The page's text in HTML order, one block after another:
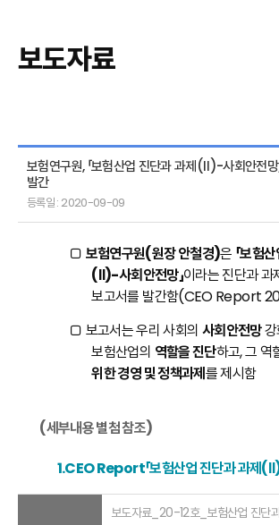
언론기고
연구원동정
보도자료
보험연구원, 「보험산업 진단과 과제(Ⅱ)-사회안전
발간
등록일 : 2020-09-09
□ 보험연구원(원장 안철경)은 「보험
(Ⅱ)-사회안전망」이라는 진단과 과
보고서를 발간함(CEO Report
□ 보고서는 우리 사회의 사회안전망강
보험산업의 역할을 진단하고, 그 역
위한 경영 및 정책과제를 제시함
(세부내용 별첨 참조)